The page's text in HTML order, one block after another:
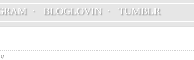
· BLOGLOVIN· TUMBLR